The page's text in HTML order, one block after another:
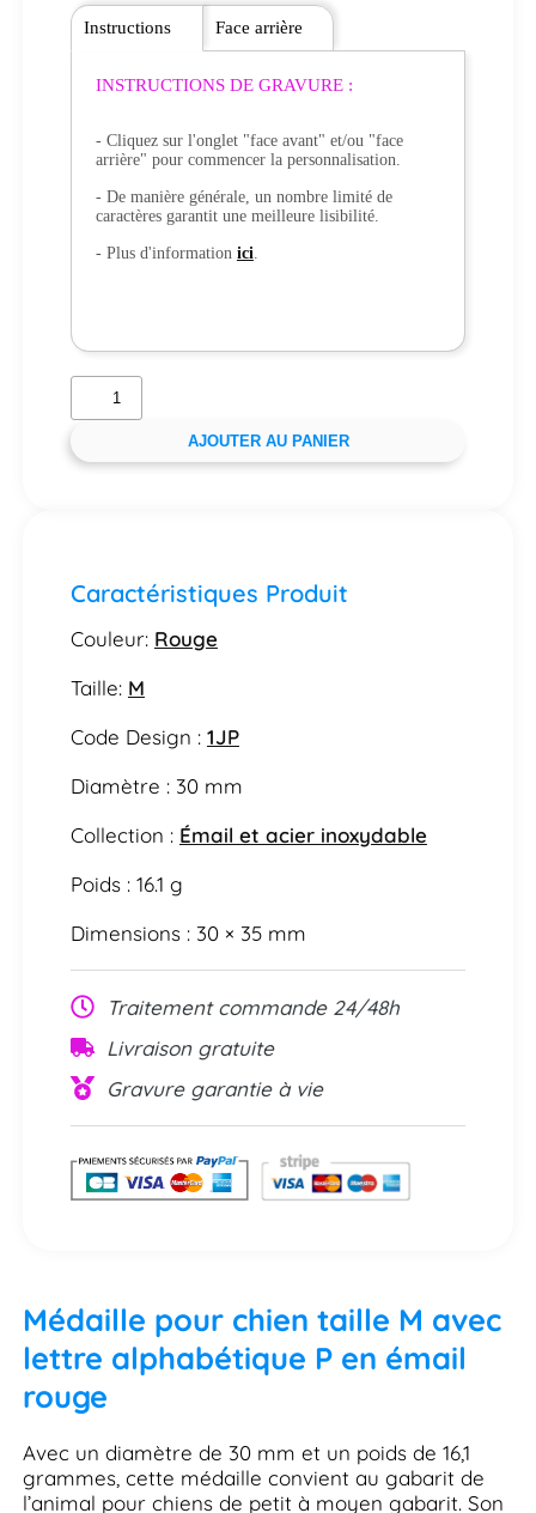
Instructions
INSTRUCTIONS DE GRAVURE :
- Cliquez sur l'onglet "face avant" et/ou "face
arrière" pour commencer la personnalisation.
- De manière générale, un nombre limité de
caractères garantit une meilleure lisibilité.
- Plus d'information ici.
Face arrière
AJOUTER AU PANIER
Caractéristiques Produit
Couleur: Rouge
Taille: M
Code Design : 1JP
Diamètre : 30 mm
Collection : Émail et acier inoxydable
Poids : 16.1 g
Dimensions : 30 × 35 mm
Traitement commande 24/48h
Livraison gratuite
Gravure garantie à vie
Médaille pour chien taille M avec
lettre alphabétique P en émail
rouge
Avec un diamètre de 30 mm et un poids de 16,1
grammes, cette médaille convient au gabarit de
l’animal pour chiens de petit à moyen gabarit. Son